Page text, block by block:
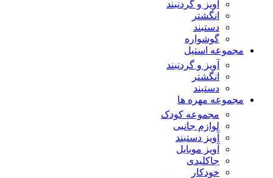
آویز و گردنبند
انگشتر
دستبند
گوشواره
مجموعه استیل
آویز و گردنبند
انگشتر
دستبند
مجموعه مهره ها
مجموعه کودک
لوازم جانبی
آویز دستبند
آویز موبایل
جاکلیدی
خودکار